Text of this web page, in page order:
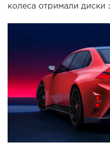
колеса отримали диски